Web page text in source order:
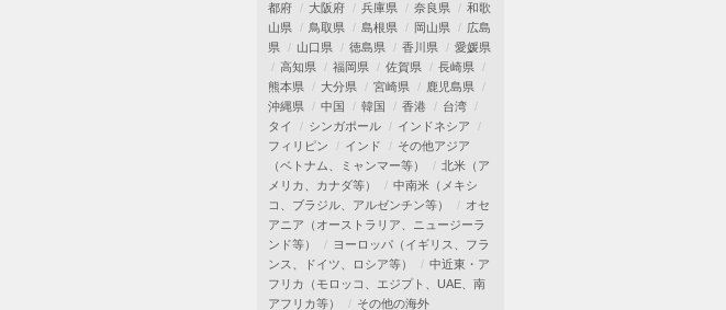
都府
大阪府 兵庫県 奈良県
和歌
山県
鳥取県 島根県 岡山県
広島
県
山口県 徳島県 香川県
愛媛県
高知県
福岡県 佐賀県
長崎県
熊本県
大分県 宮崎県
鹿児島県
沖縄県
中国 韓国 香港
台湾
タイ
シンガポール
インドネシア
フィリピン
インド
その他アジア
（ベトナム、ミャンマー等）
北米（ア
メリカ、カナダ等）
中南米（メキシ
コ、ブラジル、アルゼンチン等）
オセ
アニア（オーストラリア、ニュージーラ
ンド等）
ヨーロッパ（イギリス、フラ
ンス、ドイツ、ロシア等）
中近東・ア
フリカ（モロッコ、エジプト、UAE、南
アフリカ等）
その他の海外